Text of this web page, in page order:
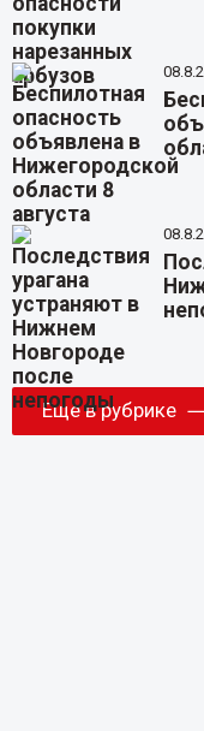
Еще в рубрике